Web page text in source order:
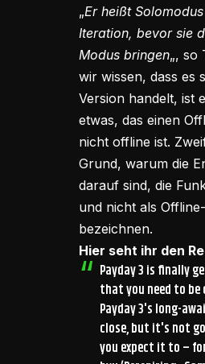
„Er heißt
Iteration, bevor sie
Modus bringen„, so
wir wissen, dass es
Version handelt, ist
etwas, das einen
nicht offline ist.
Grund, warum die
darauf sind, die
und nicht als
bezeichnen.
Hier seht ihr den
Payday 3 is finally
that you need to be
Payday 3's long-
close, but it's not
you expect it to –